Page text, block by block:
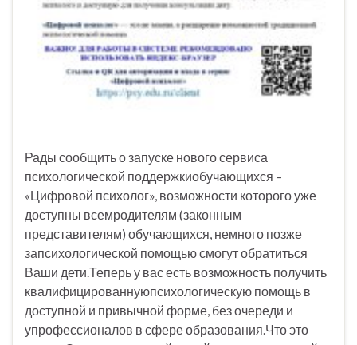
Рады сообщить о запуске нового сервиса
психологической поддержкиобучающихся –
«Цифровой психолог», возможности которого уже
доступны всемродителям (законным
представителям) обучающихся, немного позже
запсихологической помощью смогут обратиться
Ваши дети.Теперь у вас есть возможность получить
квалифицированнуюпсихологическую помощь в
доступной и привычной форме, без очереди и
упрофессионалов в сфере образования.Что это